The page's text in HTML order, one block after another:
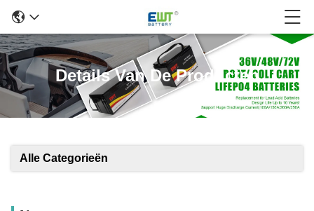
Details Van De Producten
Alle Categorieën